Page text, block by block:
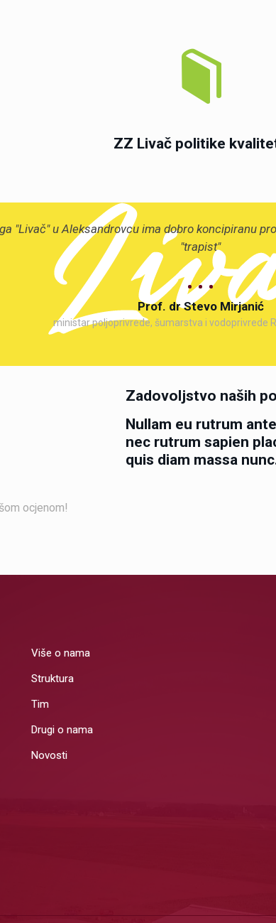
ZZ Livač politike
"Livač" u Aleksandrovcu ima dobro koncipiranu
"trapist"
Prof. dr Stevo Mirjanić
ministar poljoprivrede, šumarstva i vodoprivrede
ocjenom!
Zadovoljstvo naših
Nullam eu rutrum
nec rutrum sapien
quis diam massa
Više o nama
Struktura
Tim
Drugi o nama
Novosti